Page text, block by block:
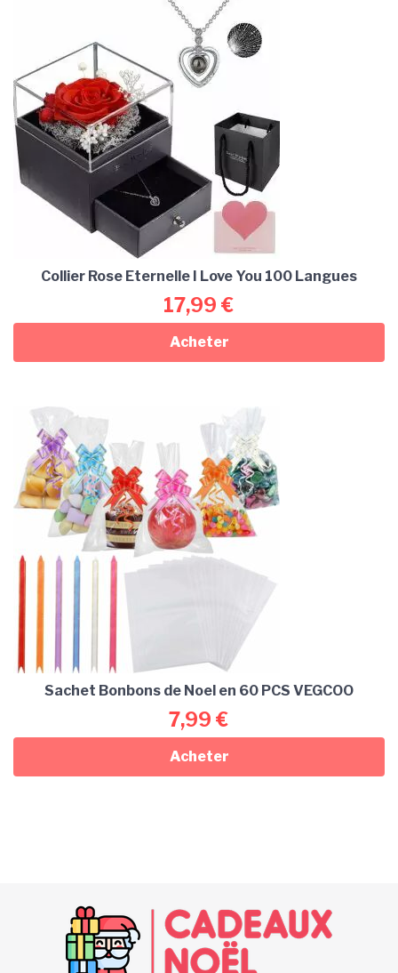
Collier Rose Eternelle I Love You 100 Langues
17,99 €
Acheter
Sachet Bonbons de Noel en 60 PCS VEGCOO
7,99 €
Acheter